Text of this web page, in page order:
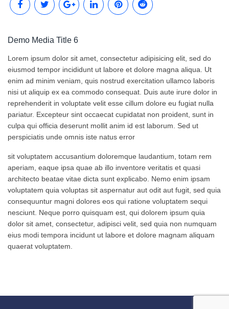
Demo Media Title 6
Lorem ipsum dolor sit amet, consectetur adipisicing elit, sed do
eiusmod tempor incididunt ut labore et dolore magna aliqua. Ut
enim ad minim veniam, quis nostrud exercitation ullamco laboris
nisi ut aliquip ex ea commodo consequat. Duis aute irure dolor in
reprehenderit in voluptate velit esse cillum dolore eu fugiat nulla
pariatur. Excepteur sint occaecat cupidatat non proident, sunt in
culpa qui officia deserunt mollit anim id est laborum. Sed ut
perspiciatis unde omnis iste natus error
sit voluptatem accusantium doloremque laudantium, totam rem
aperiam, eaque ipsa quae ab illo inventore veritatis et quasi
architecto beatae vitae dicta sunt explicabo. Nemo enim ipsam
voluptatem quia voluptas sit aspernatur aut odit aut fugit, sed quia
consequuntur magni dolores eos qui ratione voluptatem sequi
nesciunt. Neque porro quisquam est, qui dolorem ipsum quia
dolor sit amet, consectetur, adipisci velit, sed quia non numquam
eius modi tempora incidunt ut labore et dolore magnam aliquam
quaerat voluptatem.